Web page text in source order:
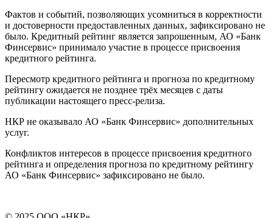
Фактов и событий, позволяющих усомниться в корректности
и достоверности предоставленных данных, зафиксировано не
было. Кредитный рейтинг является запрошенным, АО «Банк
Финсервис» принимало участие в процессе присвоения
кредитного рейтинга.
Пересмотр кредитного рейтинга и прогноза по кредитному
рейтингу ожидается не позднее трёх месяцев с даты
публикации настоящего пресс-релиза.
НКР не оказывало АО «Банк Финсервис» дополнительных
услуг.
Конфликтов интересов в процессе присвоения кредитного
рейтинга и определения прогноза по кредитному рейтингу
АО «Банк Финсервис» зафиксировано не было.